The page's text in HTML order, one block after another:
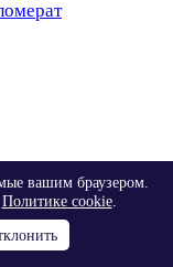
Glue
Glue
вашим браузером.
Политике cookie.